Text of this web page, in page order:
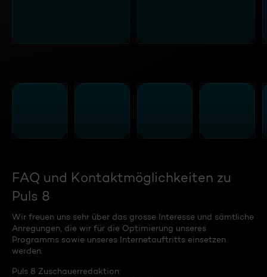
FAQ und Kontaktmöglichkeiten zu
Puls 8
Wir freuen uns sehr über das grosse Interesse und sämtliche
Anregungen, die wir für die Optimierung unseres
Programms sowie unseres Internetauftritts einsetzen
werden.
Puls 8 Zuschauerredaktion: